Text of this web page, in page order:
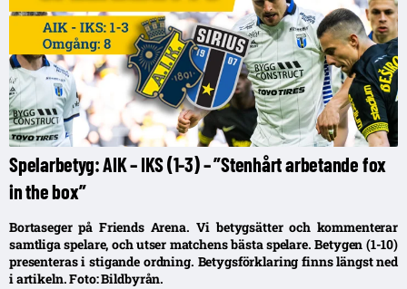
Spelarbetyg: AIK – IKS (1-3) – ”Stenhårt arbetande fox
in the box”
Bortaseger på Friends Arena. Vi betygsätter och kommenterar
samtliga spelare, och utser matchens bästa spelare. Betygen (1-10)
presenteras i stigande ordning. Betygsförklaring finns längst ned
i artikeln. Foto: Bildbyrån.